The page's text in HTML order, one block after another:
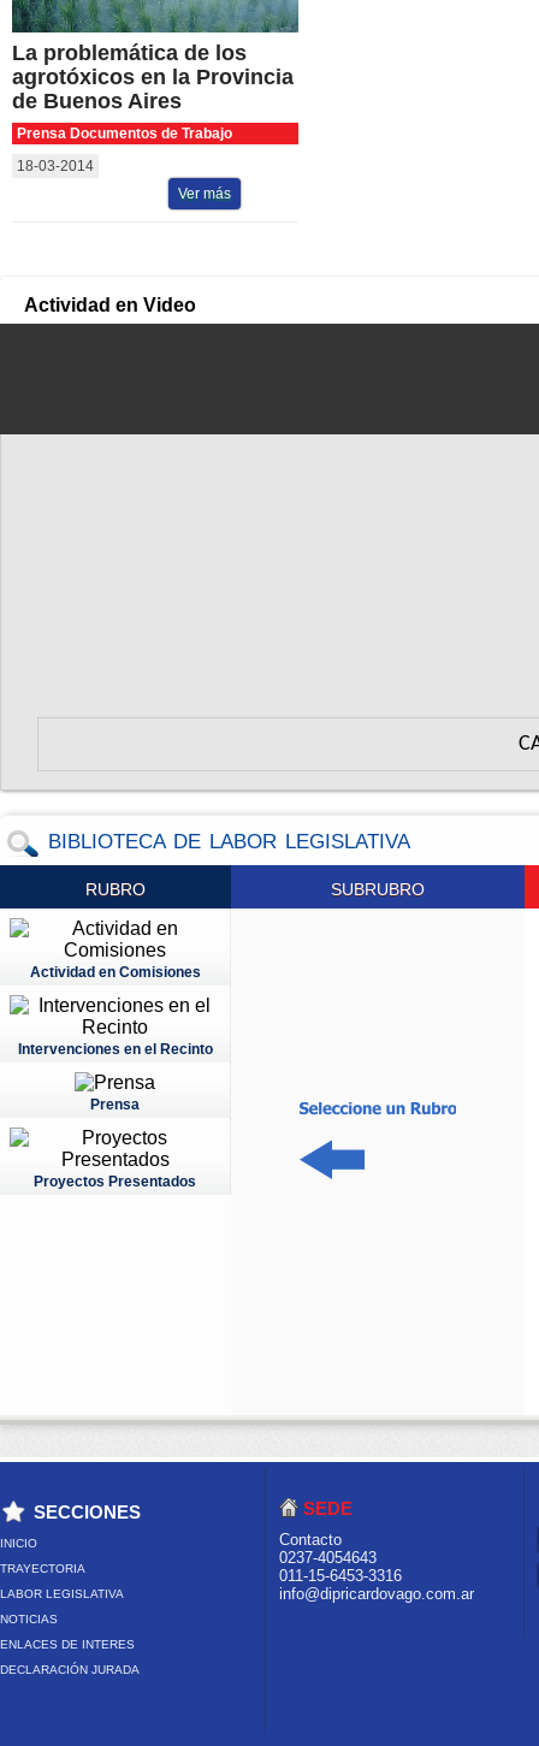
La problemática de los
agrotóxicos en la Provincia
de Buenos Aires
Prensa Documentos de Trabajo
18-03-2014
Ver más
Actividad en Video
BIBLIOTECA DE LABOR LEGISLATIVA
RUBRO
Actividad en Comisiones
Intervenciones en el Recinto
Prensa
Proyectos Presentados
SUBRUBRO
SECCIONES
INICIO
TRAYECTORIA
LABOR LEGISLATIVA
NOTICIAS
ENLACES DE INTERES
DECLARACIÓN JURADA
SEDE
Contacto
0237-4054643
011-15-6453-3316
info@dipricardovago.com.ar